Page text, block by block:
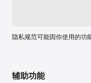
隐私规范可能因你使用的功
辅助功能